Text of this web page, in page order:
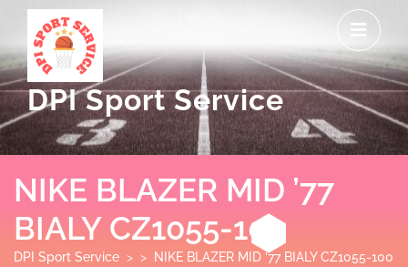
content
DPI Sport Service
NIKE BLAZER MID ’77
BIALY CZ1055-100
DPI Sport Service > > NIKE BLAZER MID ’77 BIALY CZ1055-100